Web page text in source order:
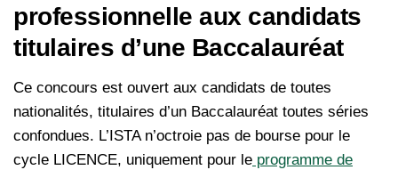
professionnelle aux candidats
titulaires d’une Baccalauréat
Ce concours est ouvert aux candidats de toutes
nationalités, titulaires d’un Baccalauréat toutes séries
confondues. L’ISTA n’octroie pas de bourse pour le
cycle LICENCE, uniquement pour le programme de